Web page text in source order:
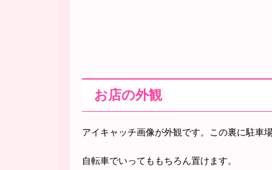
お店の外観
アイキャッチ画像が外観です。この裏に駐車場
自転車でいってももちろん置けます。